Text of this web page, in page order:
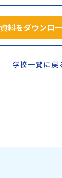
資料をダウンロ
学校一覧に戻